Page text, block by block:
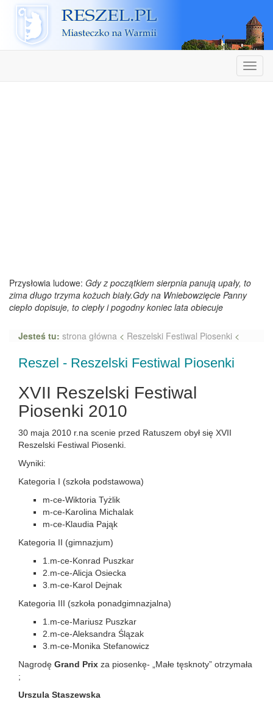
Reszel
Przysłowia ludowe: Gdy z początkiem sierpnia panują upały, to
zima długo trzyma kożuch biały.Gdy na Wniebowzięcie Panny
ciepło dopisuje, to ciepły i pogodny koniec lata obiecuje
Jesteś tu: strona główna < Reszelski Festiwal Piosenki <
Reszel - Reszelski Festiwal Piosenki
XVII Reszelski Festiwal
Piosenki 2010
30 maja 2010 r.na scenie przed Ratuszem obył się XVII
Reszelski Festiwal Piosenki.
Wyniki:
Kategoria I (szkoła podstawowa)
m-ce-Wiktoria Tyżlik
m-ce-Karolina Michalak
m-ce-Klaudia Pająk
Kategoria II (gimnazjum)
1.m-ce-Konrad Puszkar
2.m-ce-Alicja Osiecka
3.m-ce-Karol Dejnak
Kategoria III (szkoła ponadgimnazjalna)
1.m-ce-Mariusz Puszkar
2.m-ce-Aleksandra Ślązak
3.m-ce-Monika Stefanowicz
Nagrodę Grand Prix za piosenkę- „Małe tęsknoty” otrzymała
;
Urszula Staszewska